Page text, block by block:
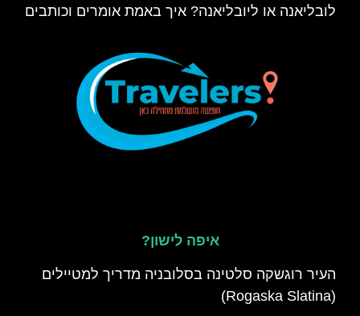
לובליאנה או ליובליאנה? איך באמת אומרים וכותבים
איפה לישון?
העיר רוגשקה סלטינה בסלובניה מדריך למטיילים
(Rogaska Slatina)